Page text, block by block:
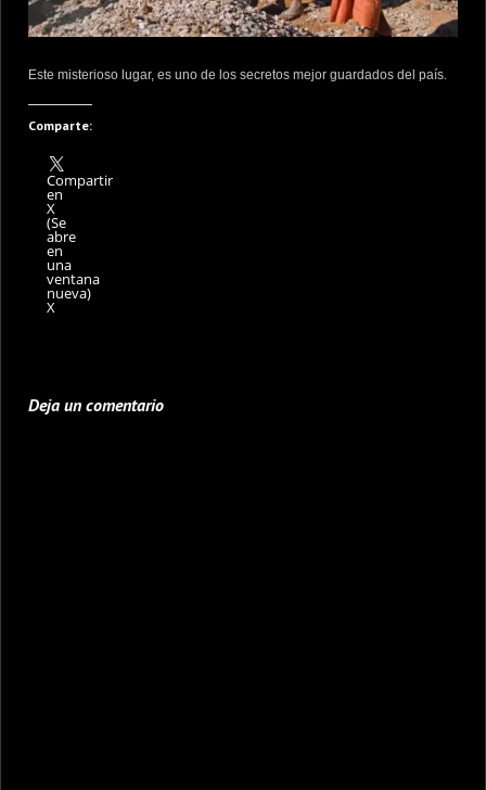
Este misterioso lugar, es uno de los secretos mejor guardados del país.
Comparte:
Compartir
en
X
(Se
abre
en
una
ventana
nueva)
X
Deja un comentario